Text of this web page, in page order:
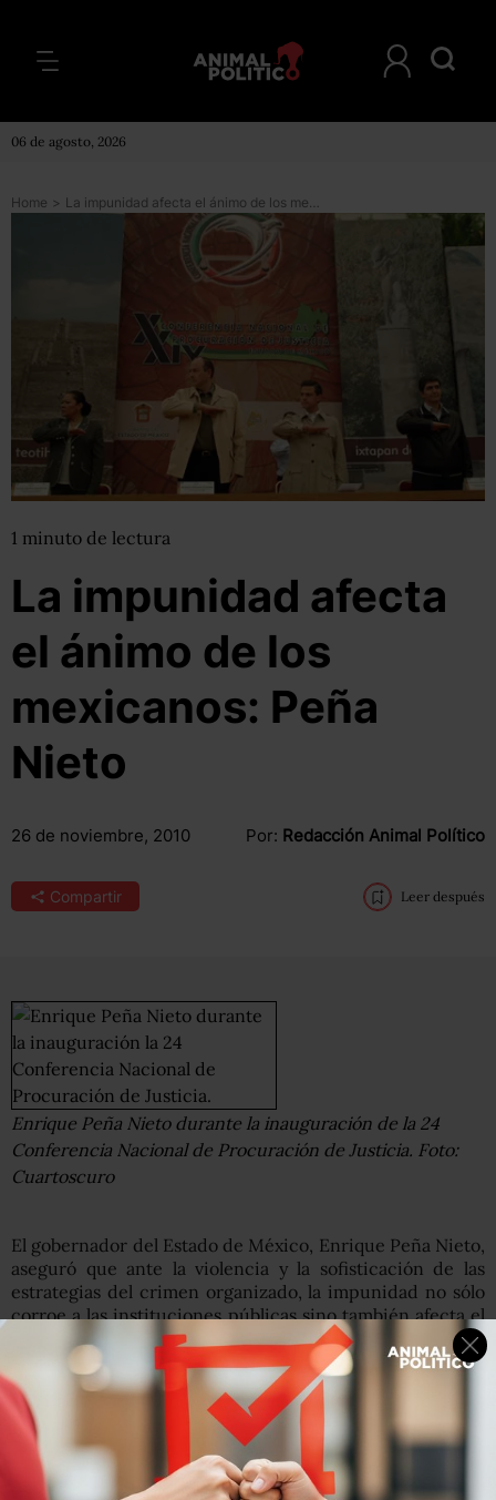
06 de agosto, 2026
Home > La impunidad afecta el ánimo de los mexicanos: Peña Nieto
1 minuto de lectura
La impunidad afecta
el ánimo de los
mexicanos: Peña
Nieto
26 de noviembre, 2010 Por: Redacción Animal Político
Compartir Leer después
Enrique Peña Nieto durante la inauguración de la 24
Conferencia Nacional de Procuración de Justicia. Foto:
Cuartoscuro
El gobernador del Estado de México, Enrique Peña Nieto,
aseguró que ante la violencia y la sofisticación de las
estrategias del crimen organizado, la impunidad no sólo
corroe a las instituciones públicas sino también afecta el
ánimo de los mexicanos.
“Cuando hay impunidad se genera un círculo vicioso que
termina por socavar la efectividad, la credibilidad y, sobre
todo, el respaldo a las instituciones”, señaló el mandatario
mexiquense al inaugurar la 24 Conferencia Nacional de
Procuración de Justicia, realizada en Ixtapan de la Sal.